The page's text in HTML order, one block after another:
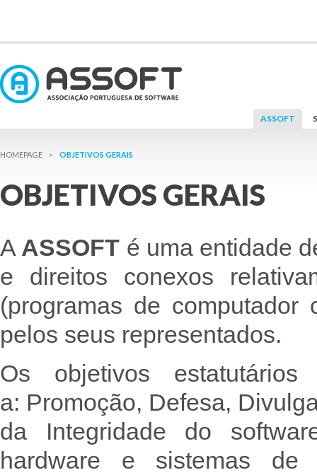
ASSOFT
> OBJETIVOS GERAIS
OBJETIVOS GERAIS
A ASSOFT é uma entidade
e direitos conexos
(programas de computador
pelos seus representados.
Os objetivos
a: Promoção, Defesa,
da Integridade do
hardware e sistemas de